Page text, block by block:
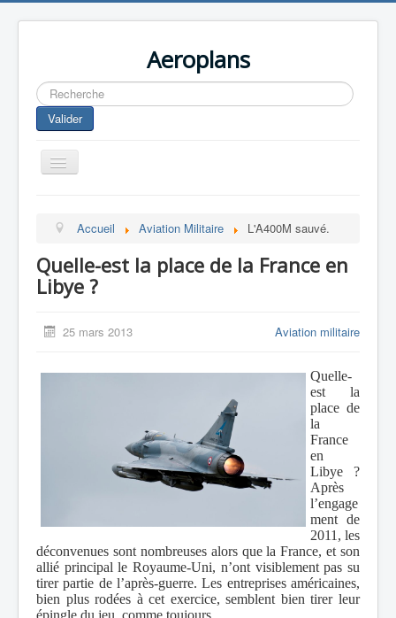
Aeroplans
Rechercher
Valider
Toggle
Navigation
Aviation Commerciale
Aviation d'Affaire
Aviation Militaire
Europespace
Accueil Aviation Militaire L'A400M sauvé.
Quelle-est la place de la France en
Libye ?
25 mars 2013 Aviation militaire
Quelle-
est la
place de
la
France
en
Libye ?
Après
l’engage
ment de
2011, les
déconvenues sont nombreuses alors que la France, et son
allié principal le Royaume-Uni, n’ont visiblement pas su
tirer partie de l’après-guerre. Les entreprises américaines,
bien plus rodées à cet exercice, semblent bien tirer leur
épingle du jeu, comme toujours.